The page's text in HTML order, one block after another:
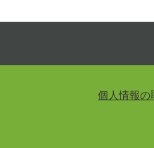
個人情報の